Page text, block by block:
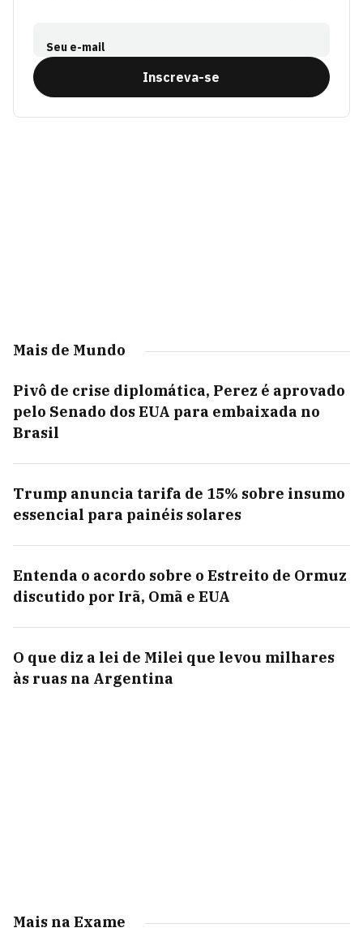
Seu e-mail
Inscreva-se
Mais de Mundo
Pivô de crise diplomática, Perez é aprovado
pelo Senado dos EUA para embaixada no
Brasil
Trump anuncia tarifa de 15% sobre insumo
essencial para painéis solares
Entenda o acordo sobre o Estreito de Ormuz
discutido por Irã, Omã e EUA
O que diz a lei de Milei que levou milhares
às ruas na Argentina
Mais na Exame